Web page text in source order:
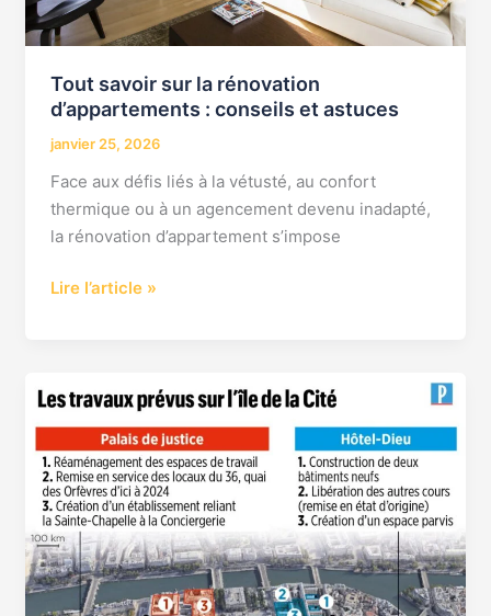
Tout savoir sur la rénovation
d’appartements : conseils et astuces
janvier 25, 2026
Face aux défis liés à la vétusté, au confort
thermique ou à un agencement devenu inadapté,
la rénovation d’appartement s’impose
Lire l’article »
pour
réussir
votre
projet
de
rénovation
à
Paris